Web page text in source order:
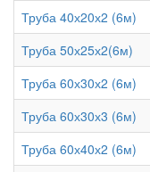
Труба 40х20х2 (6м)
Труба 50х25х2(6м)
Труба 60х30х2 (6м)
Труба 60х30х3 (6м)
Труба 60х40х2 (6м)